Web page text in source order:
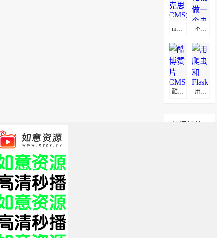
不花钱做一个电影网站方法
热门标签